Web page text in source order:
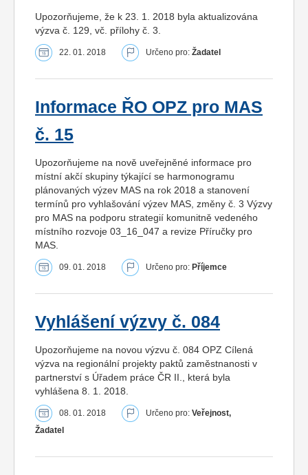
Upozorňujeme, že k 23. 1. 2018 byla aktualizována
výzva č. 129, vč. přílohy č. 3.
22. 01. 2018 Určeno pro: Žadatel
Informace ŘO OPZ pro MAS
č. 15
Upozorňujeme na nově uveřejněné informace pro
místní akčí skupiny týkající se harmonogramu
plánovaných výzev MAS na rok 2018 a stanovení
termínů pro vyhlašování výzev MAS, změny č. 3 Výzvy
pro MAS na podporu strategií komunitně vedeného
místního rozvoje 03_16_047 a revize Příručky pro
MAS.
09. 01. 2018 Určeno pro: Příjemce
Vyhlášení výzvy č. 084
Upozorňujeme na novou výzvu č. 084 OPZ Cílená
výzva na regionální projekty paktů zaměstnanosti v
partnerství s Úřadem práce ČR II., která byla
vyhlášena 8. 1. 2018.
08. 01. 2018 Určeno pro: Veřejnost,
Žadatel